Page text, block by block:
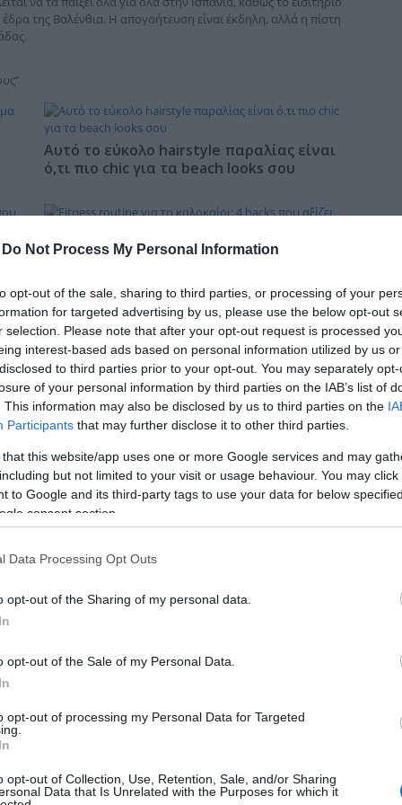
Do Not Process My Personal Information
opt-out of the sale, sharing to third parties, or processing of your
for targeted advertising by us, please use the below opt-out
selection. Please note that after your opt-out request is processed
interest-based ads based on personal information utilized by us
to third parties prior to your opt-out. You may separately
of your personal information by third parties on the IAB’s list of
This information may also be disclosed by us to third parties on the
Participants that may further disclose it to other third parties.
that this website/app uses one or more Google services and may
but not limited to your visit or usage behaviour. You may
to Google and its third-party tags to use your data for below
consent section.
Data Processing Opt Outs
opt-out of the Sharing of my personal data.
opt-out of the Sale of my Personal Data.
opt-out of processing my Personal Data for Targeted
opt-out of Collection, Use, Retention, Sale, and/or Sharing
Data that Is Unrelated with the Purposes for which it
της Βαλένθια. Η απογοήτευση είναι έκδηλη, αλλά η πίστη
Αυτό το εύκολο hairstyle παραλίας είναι
ό,τι πιο chic για τα beach looks σου
Fitness routine για το καλοκαίρι: 4 hacks
Πώς να φτιάξεις το αγαπημένο φαγητό
της Cardi B στο σπίτι σε λίγα λεπτά
Τηλεοπτικά «Μαγειρέματα», Ψηφιακοί
Πόλεμοι και ένα… Τσουνάμι Αλλαγών: Η
Εβδομάδα που Ανακάτεψε την Τράπουλα
των Ελληνικών Media
ΤΣΟΥΝΑΜΙ ψηφιακής οργής…
Ο καιρός των επομένων ημερών:
θερμοκρασίας